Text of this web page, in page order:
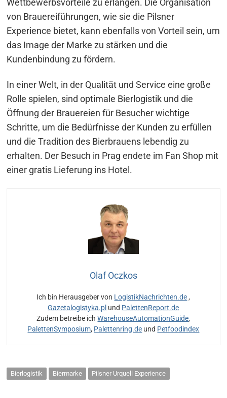
Wettbewerbsvorteile zu erlangen. Die Organisation
von Brauereiführungen, wie sie die Pilsner
Experience bietet, kann ebenfalls von Vorteil sein, um
das Image der Marke zu stärken und die
Kundenbindung zu fördern.
In einer Welt, in der Qualität und Service eine große
Rolle spielen, sind optimale Bierlogistik und die
Öffnung der Brauereien für Besucher wichtige
Schritte, um die Bedürfnisse der Kunden zu erfüllen
und die Tradition des Bierbrauens lebendig zu
erhalten. Der Besuch in Prag endete im Fan Shop mit
einer gratis Lieferung ins Hotel.
Olaf Oczkos
Ich bin Herausgeber von LogistikNachrichten.de,
Gazetalogistyka.pl und PalettenReport.de
Zudem betreibe ichWarehouseAutomationGuide,
PalettenSymposium, Palettenring.de und Petfoodindex
Bierlogistik Biermarke Pilsner Urquell Experience